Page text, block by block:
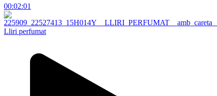
00:02:01
Lliri perfumat